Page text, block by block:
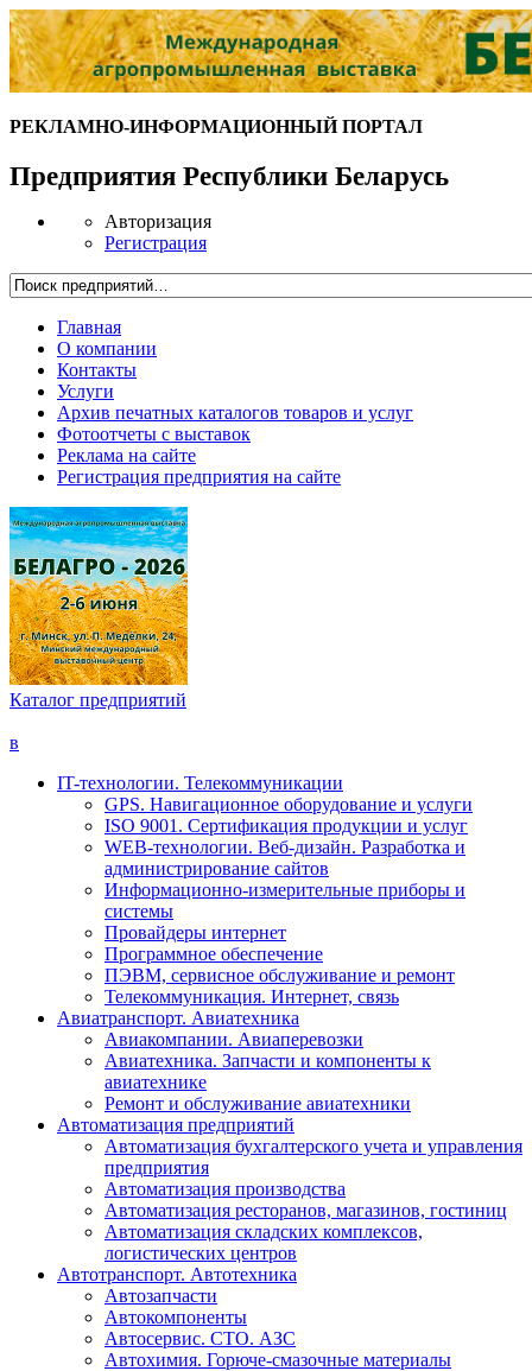
РЕКЛАМНО-ИНФОРМАЦИОННЫЙ ПОРТАЛ
Предприятия Республики Беларусь
Авторизация
Регистрация
Главная
О компании
Контакты
Услуги
Архив печатных каталогов товаров и услуг
Фотоотчеты с выставок
Реклама на сайте
Регистрация предприятия на сайте
Каталог предприятий
в
IT-технологии. Телекоммуникации
GPS. Навигационное оборудование и услуги
ISO 9001. Сертификация продукции и услуг
WEB-технологии. Веб-дизайн. Разработка и
администрирование сайтов
Информационно-измерительные приборы и
системы
Провайдеры интернет
Программное обеспечение
ПЭВМ, сервисное обслуживание и ремонт
Телекоммуникация. Интернет, связь
Авиатранспорт. Авиатехника
Авиакомпании. Авиаперевозки
Авиатехника. Запчасти и компоненты к
авиатехнике
Ремонт и обслуживание авиатехники
Автоматизация предприятий
Автоматизация бухгалтерского учета и управления
предприятия
Автоматизация производства
Автоматизация ресторанов, магазинов, гостиниц
Автоматизация складских комплексов,
логистических центров
Автотранспорт. Автотехника
Автозапчасти
Автокомпоненты
Автосервис. СТО. АЗС
Автохимия. Горюче-смазочные материалы